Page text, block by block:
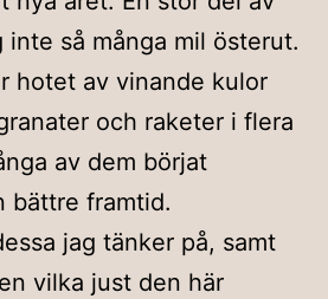
inte så många mil österut.
hotet av vinande kulor
och raketer i flera
av dem börjat
bättre framtid.
jag tänker på, samt
vilka just den här